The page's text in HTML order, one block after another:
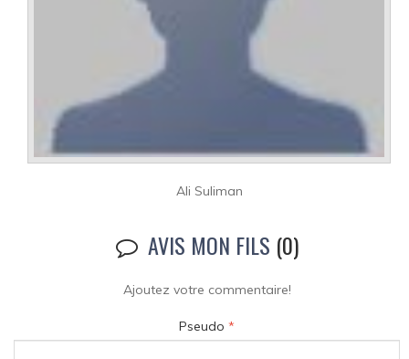
Ali Suliman
AVIS MON FILS (0)
Ajoutez votre commentaire!
Pseudo *